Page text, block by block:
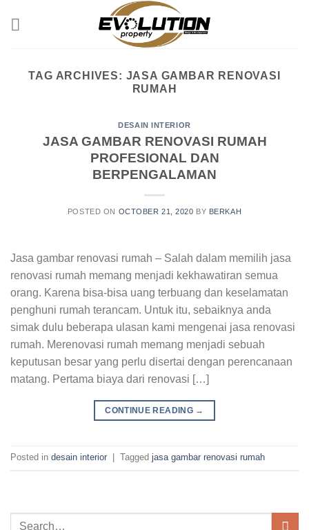
TAG ARCHIVES: JASA GAMBAR RENOVASI
RUMAH
DESAIN INTERIOR
JASA GAMBAR RENOVASI RUMAH
PROFESIONAL DAN
BERPENGALAMAN
POSTED ON OCTOBER 21, 2020 BY BERKAH
Jasa gambar renovasi rumah – Salah dalam memilih jasa
renovasi rumah memang menjadi kekhawatiran semua
orang. Karena bisa-bisa uang terbuang dan keselamatan
penghuni rumah terancam. Untuk itu, sebaiknya anda
simak dulu beberapa ulasan kami mengenai jasa renovasi
rumah. Merenovasi rumah memang menjadi sebuah
keputusan besar yang perlu disertai dengan perencanaan
matang. Pertama biaya dari renovasi […]
CONTINUE READING →
Posted in desain interior Tagged jasa gambar renovasi rumah